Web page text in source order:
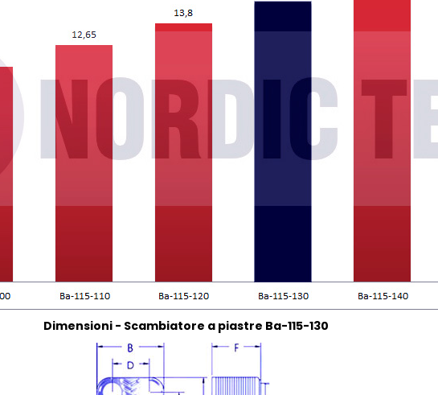
Dimensioni - Scambiatore a piastre Ba-115-130